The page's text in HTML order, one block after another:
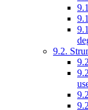
9.2.